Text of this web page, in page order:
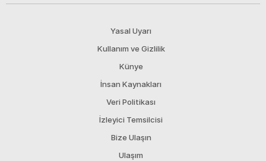
Yasal Uyarı
Kullanım ve Gizlilik
Künye
İnsan Kaynakları
Veri Politikası
İzleyici Temsilcisi
Bize Ulaşın
Ulaşım